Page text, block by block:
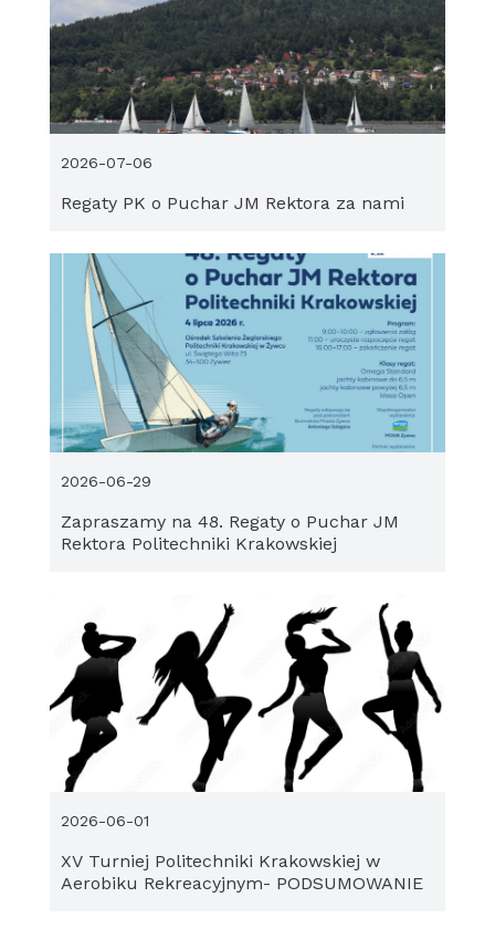
Regaty PK o Puchar JM Rektora za nami
2026-07-06
Zapraszamy na 48. Regaty o Puchar JM
Rektora Politechniki Krakowskiej
2026-06-29
XV Turniej Politechniki Krakowskiej w
Aerobiku Rekreacyjnym- PODSUMOWANIE
2026-06-01